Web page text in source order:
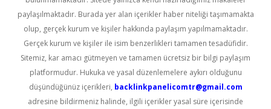
paylaşılmaktadır. Burada yer alan içerikler haber niteliği taşımamakta
olup, gerçek kurum ve kişiler hakkında paylaşım yapılmamaktadır.
Gerçek kurum ve kişiler ile isim benzerlikleri tamamen tesadüfidir.
Sitemiz, kar amacı gütmeyen ve tamamen ücretsiz bir bilgi paylaşım
platformudur. Hukuka ve yasal düzenlemelere aykırı olduğunu
düşündüğünüz içerikleri, backlinkpanelicomtr@gmail.com
adresine bildirmeniz halinde, ilgili içerikler yasal süre içerisinde